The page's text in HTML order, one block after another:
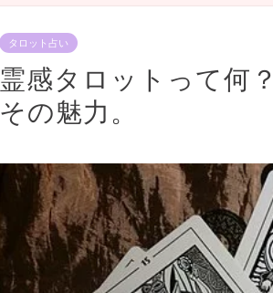
タロット占い
霊感タロットって何
その魅力。